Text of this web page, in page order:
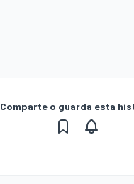
Comparte o guarda esta